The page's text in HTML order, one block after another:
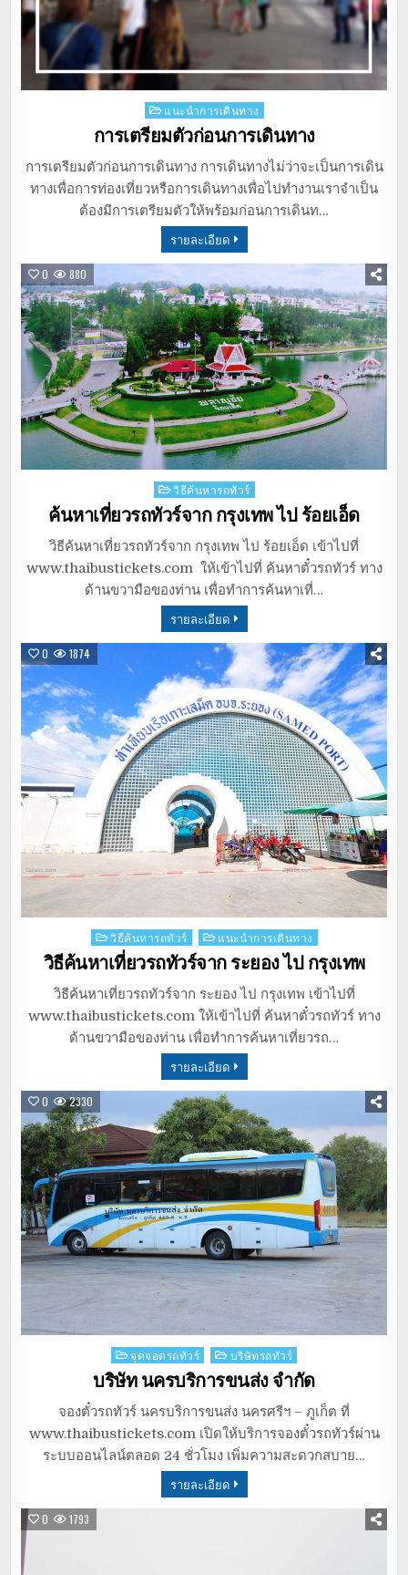
Posted
in
แนะนำการเดินทาง
การเตรียมตัวก่อนการเดินทาง
การเตรียมตัวก่อนการเดินทาง การเดินทางไม่ว่าจะเป็นการเดิน
ทางเพื่อการท่องเที่ยวหรือการเดินทางเพื่อไปทำงานเราจำเป็น
ต้องมีการเตรียมตัวให้พร้อมก่อนการเดินท…
รายละเอียด
0 880
Posted
in
วิธีค้นหารถทัวร์
ค้นหาเที่ยวรถทัวร์จาก กรุงเทพ ไป ร้อยเอ็ด
วิธีค้นหาเที่ยวรถทัวร์จาก กรุงเทพ ไป ร้อยเอ็ด เข้าไปที่
www.thaibustickets.com ให้เข้าไปที่ ค้นหาตั๋วรถทัวร์ ทาง
ด้านขวามือของท่าน เพื่อทำการค้นหาเที่…
รายละเอียด
0 1874
Posted
in
วิธีค้นหารถทัวร์ แนะนำการเดินทาง
วิธีค้นหาเที่ยวรถทัวร์จาก ระยอง ไป กรุงเทพ
วิธีค้นหาเที่ยวรถทัวร์จาก ระยอง ไป กรุงเทพ เข้าไปที่
www.thaibustickets.com ให้เข้าไปที่ ค้นหาตั๋วรถทัวร์ ทาง
ด้านขวามือของท่าน เพื่อทำการค้นหาเที่ยวรถ…
รายละเอียด
0 2330
Posted
in
จุดจอดรถทัวร์ บริษัทรถทัวร์
บริษัท นครบริการขนส่ง จำกัด
จองตั๋วรถทัวร์ นครบริการขนส่ง นครศรีฯ – ภูเก็ต ที่
www.thaibustickets.com เปิดให้บริการจองตั๋วรถทัวร์ผ่าน
ระบบออนไลน์ตลอด 24 ชั่วโมง เพิ่มความสะดวกสบาย…
รายละเอียด
0 1793